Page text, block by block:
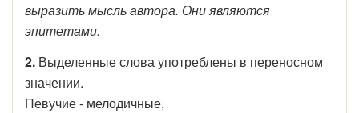
выразить мысль автора. Они являются
эпитетами.
2. Выделенные слова употреблены в переносном
значении.
Певучие - мелодичные,